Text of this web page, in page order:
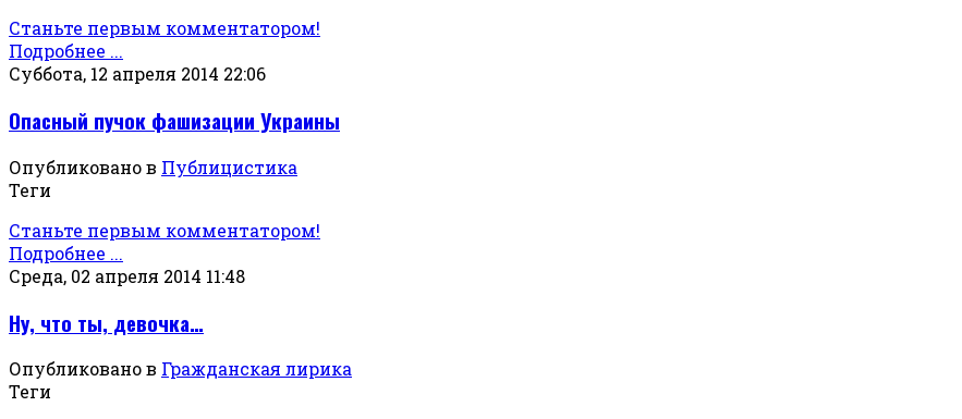
Станьте первым комментатором!
Подробнее ...
Суббота, 12 апреля 2014 22:06
Опасный пучок фашизации Украины
Опубликовано в Публицистика
Теги
Станьте первым комментатором!
Подробнее ...
Среда, 02 апреля 2014 11:48
Ну, что ты, девочка…
Опубликовано в Гражданская лирика
Теги